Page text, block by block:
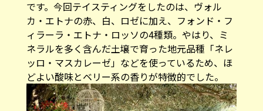
です。今回テイスティングをしたのは、ヴォル
カ・エトナの赤、白、ロゼに加え、フォンド・フ
ィラーラ・エトナ・ロッソの4種類。やはり、ミ
ネラルを多く含んだ土壌で育った地元品種「ネレ
ッロ・マスカレーゼ」などを使っているため、ほ
どよい酸味とベリー系の香りが特徴的でした。